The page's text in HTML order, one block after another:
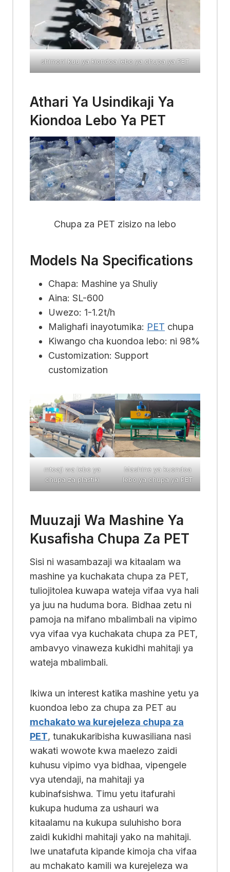
shimoni kuu ya kiondoa lebo ya chupa ya PET
Athari Ya Usindikaji Ya
Kiondoa Lebo Ya PET
Chupa za PET zisizo na lebo
Models Na Specifications
Chapa: Mashine ya Shuliy
Aina: SL-600
Uwezo: 1-1.2t/h
Malighafi inayotumika: PET chupa
Kiwango cha kuondoa lebo: ni 98%
Customization: Support
customization
mtoaji wa lebo ya
chupa za plastiki
Mashine ya kuondoa
lebo ya chupa ya PET
Muuzaji Wa Mashine Ya
Kusafisha Chupa Za PET
Sisi ni wasambazaji wa kitaalam wa
mashine ya kuchakata chupa za PET,
tuliojitolea kuwapa wateja vifaa vya hali
ya juu na huduma bora. Bidhaa zetu ni
pamoja na mifano mbalimbali na vipimo
vya vifaa vya kuchakata chupa za PET,
ambavyo vinaweza kukidhi mahitaji ya
wateja mbalimbali.
Ikiwa un interest katika mashine yetu ya
kuondoa lebo za chupa za PET au
mchakato wa kurejeleza chupa za
PET, tunakukaribisha kuwasiliana nasi
wakati wowote kwa maelezo zaidi
kuhusu vipimo vya bidhaa, vipengele
vya utendaji, na mahitaji ya
kubinafsishwa. Timu yetu itafurahi
kukupa huduma za ushauri wa
kitaalamu na kukupa suluhisho bora
zaidi kukidhi mahitaji yako na mahitaji.
Iwe unatafuta kipande kimoja cha vifaa
au mchakato kamili wa kurejeleza wa